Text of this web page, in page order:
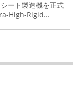
ート製造機を正式
High-Rigid...